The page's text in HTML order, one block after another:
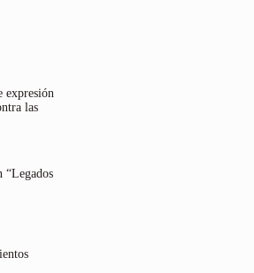
expresión
las
“Legados